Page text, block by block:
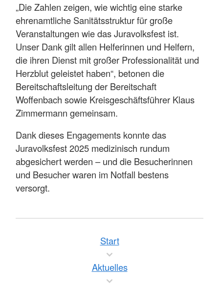
„Die Zahlen zeigen, wie wichtig eine starke
ehrenamtliche Sanitätsstruktur für große
Veranstaltungen wie das Juravolksfest ist.
Unser Dank gilt allen Helferinnen und Helfern,
die ihren Dienst mit großer Professionalität und
Herzblut geleistet haben“, betonen die
Bereitschaftsleitung der Bereitschaft
Woffenbach sowie Kreisgeschäftsführer Klaus
Zimmermann gemeinsam.
Dank dieses Engagements konnte das
Juravolksfest 2025 medizinisch rundum
abgesichert werden – und die Besucherinnen
und Besucher waren im Notfall bestens
versorgt.
Start
Aktuelles